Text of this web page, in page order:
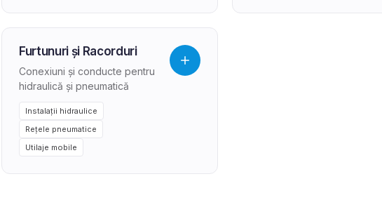
Furtunuri și Racorduri
Conexiuni și conducte pentru
hidraulică și pneumatică
Instalații hidraulice
Rețele pneumatice
Utilaje mobile